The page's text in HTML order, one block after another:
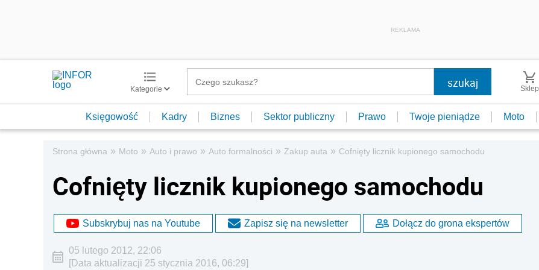
REKLAMA
Kategorie Sklep
Księgowość Kadry Biznes Sektor publiczny Prawo Twoje pieniądze Moto
Strona główna » Moto » Auto i prawo » Auto formalności » Zakup auta » Cofnięty licznik kupionego samochodu
Cofnięty licznik kupionego samochodu
Subskrybuj nas na Youtube Zapisz się na newsletter Dołącz do grona ekspertów
05 lutego 2012, 22:06
[Data aktualizacji 25 stycznia 2016, 06:29]